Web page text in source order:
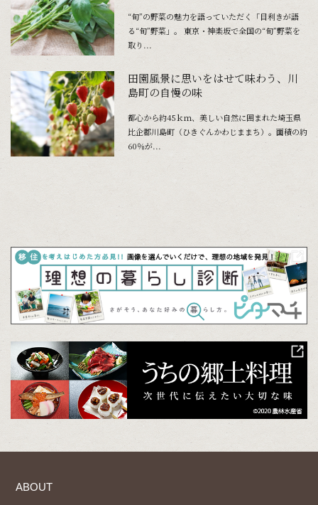
“旬”の野菜の魅力を語っていただく「目利きが語
る“旬”野菜」。 東京・神楽坂で全国の“旬”野菜を
取り...
田園風景に思いをはせて味わう、川
島町の自慢の味
都心から約45ｋｍ、美しい自然に囲まれた埼玉県
比企郡川島町（ひきぐんかわじままち）。面積の約
60％が...
ABOUT